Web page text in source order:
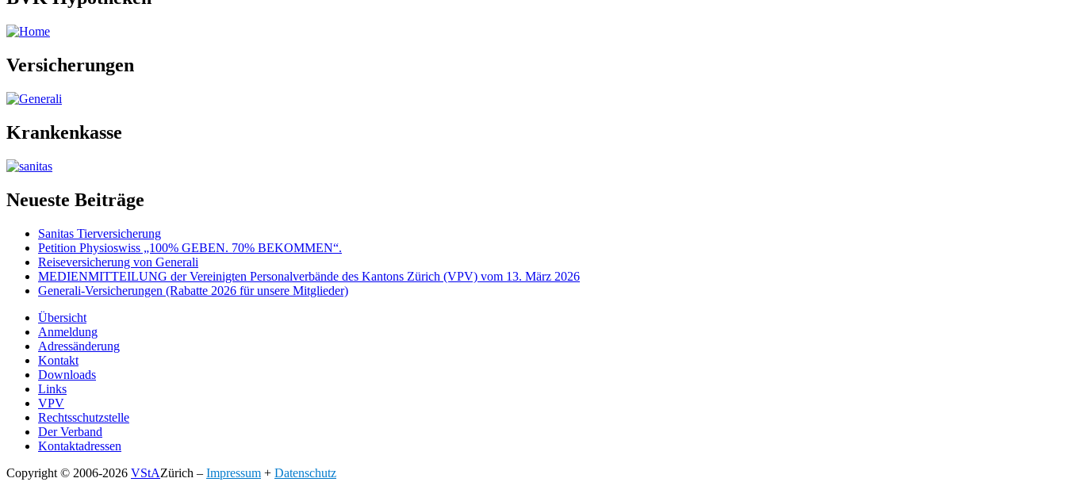
Versicherungen
Krankenkasse
Neueste Beiträge
Sanitas Tierversicherung
Petition Physioswiss „100% GEBEN. 70% BEKOMMEN“.
Reiseversicherung von Generali
MEDIENMITTEILUNG der Vereinigten Personalverbände des Kantons Zürich (VPV) vom 13. März 2026
Generali-Versicherungen (Rabatte 2026 für unsere Mitglieder)
Übersicht
Anmeldung
Adressänderung
Kontakt
Downloads
Links
VPV
Rechtsschutzstelle
Der Verband
Kontaktadressen
Copyright © 2006-2026 VStAZürich – Impressum + Datenschutz